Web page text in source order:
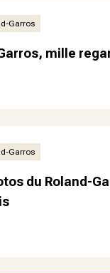
Garros
mille
Garros
du Roland-